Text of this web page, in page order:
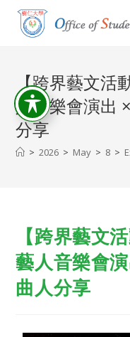
【跨界藝文活
人音樂會演出
分享
> 2026 > May > 8 >
【跨界藝文
藝人音樂會
曲人分享